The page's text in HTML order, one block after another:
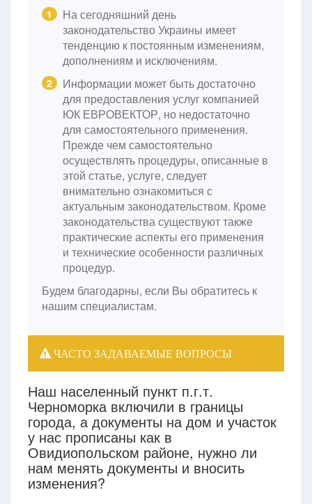
1
На сегодняшний день
законодательство Украины имеет
тенденцию к постоянным изменениям,
дополнениям и исключениям.
2
Информации может быть достаточно
для предоставления услуг компанией
ЮК ЕВРОВЕКТОР, но недостаточно
для самостоятельного применения.
Прежде чем самостоятельно
осуществлять процедуры, описанные в
этой статье, услуге, следует
внимательно ознакомиться с
актуальным законодательством. Кроме
законодательства существуют также
практические аспекты его применения
и технические особенности различных
процедур.
Будем благодарны, если Вы обратитесь к
нашим специалистам.
ЧАСТО ЗАДАВАЕМЫЕ ВОПРОСЫ
Наш населенный пункт п.г.т.
Черноморка включили в границы
города, а документы на дом и участок
у нас прописаны как в
Овидиопольском районе, нужно ли
нам менять документы и вносить
изменения?